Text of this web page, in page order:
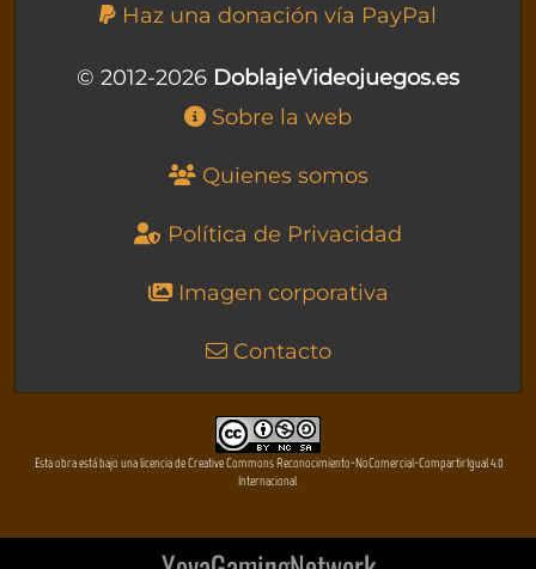
Haz una donación vía PayPal
© 2012-2026 DoblajeVideojuegos.es
Sobre la web
Quienes somos
Política de Privacidad
Imagen corporativa
Contacto
Esta obra está bajo una licencia de Creative Commons Reconocimiento-NoComercial-CompartirIgual 4.0
Internacional